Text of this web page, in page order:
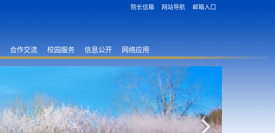
院长信箱 网站导航 邮箱入口
合作交流 校园服务 信息公开 网络应用